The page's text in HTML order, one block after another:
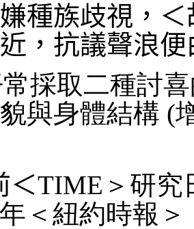
種族歧視，＜
，抗議聲浪
採取二種討
與身體結構 (
＜TIME＞研究
＜ 紐約時報